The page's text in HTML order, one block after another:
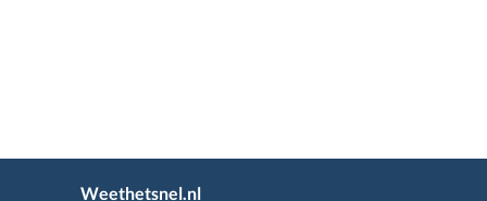
Weethetsnel.nl